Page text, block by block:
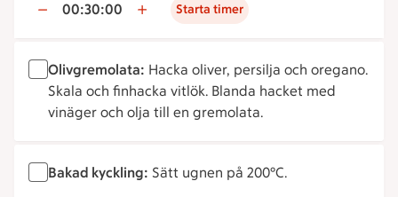
00:30:00 Starta timer
Olivgremolata: Hacka oliver, persilja och oregano.
Skala och finhacka vitlök. Blanda hacket med
vinäger och olja till en gremolata.
Bakad kyckling: Sätt ugnen på 200°C.